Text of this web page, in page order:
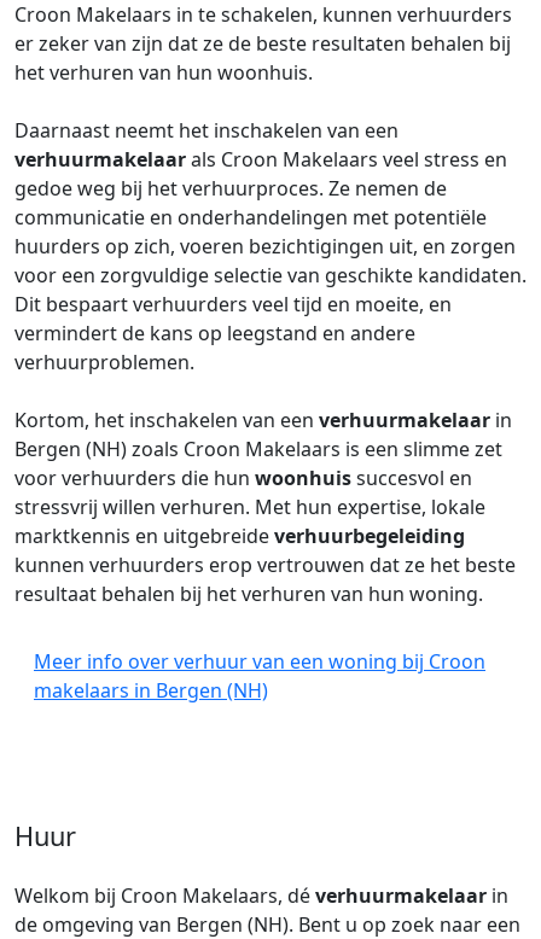
Croon Makelaars in te schakelen, kunnen verhuurders
er zeker van zijn dat ze de beste resultaten behalen bij
het verhuren van hun woonhuis.
Daarnaast neemt het inschakelen van een
verhuurmakelaarals Croon Makelaars veel stress en
gedoe weg bij het verhuurproces. Ze nemen de
communicatie en onderhandelingen met potentiële
huurders op zich, voeren bezichtigingen uit, en zorgen
voor een zorgvuldige selectie van geschikte kandidaten.
Dit bespaart verhuurders veel tijd en moeite, en
vermindert de kans op leegstand en andere
verhuurproblemen.
Kortom, het inschakelen van een verhuurmakelaar in
Bergen (NH) zoals Croon Makelaars is een slimme zet
voor verhuurders die hun woonhuissuccesvol en
stressvrij willen verhuren. Met hun expertise, lokale
marktkennis en uitgebreideverhuurbegeleiding
kunnen verhuurders erop vertrouwen dat ze het beste
resultaat behalen bij het verhuren van hun woning.
Meer info over verhuur van een woning bij Croon
makelaars in Bergen (NH)
Huur
Welkom bij Croon Makelaars, déverhuurmakelaar in
de omgeving van Bergen (NH). Bent u op zoek naar een